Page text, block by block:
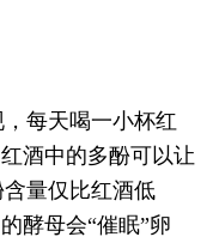
每天喝一小杯红
酒中的多酚可以让
量仅比红酒低
酵母会“催眠”卵